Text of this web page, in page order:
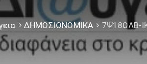
ΔΗΜΟΣΙΟΝΟΜΙΚΑ 7Ψ18ΩΛΒ-